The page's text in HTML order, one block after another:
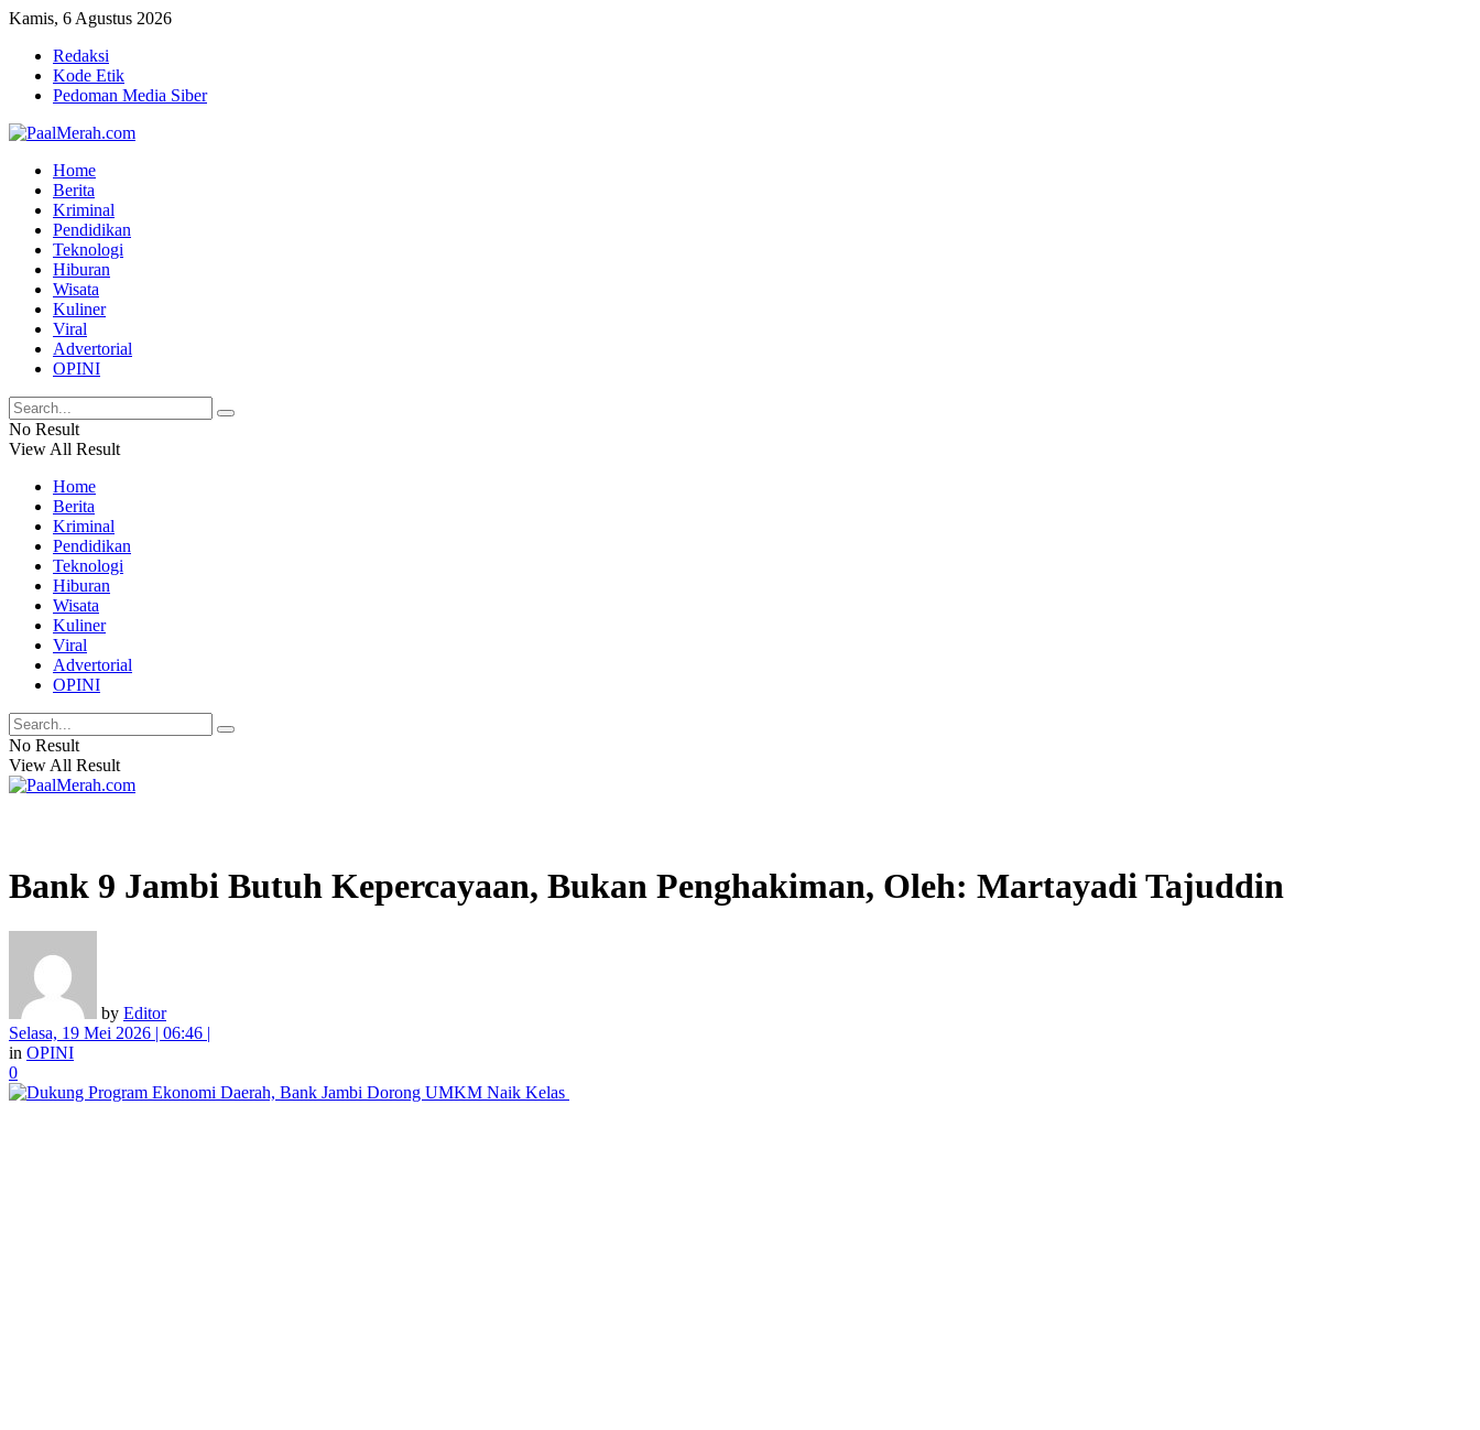
Kamis, 6 Agustus 2026
Redaksi
Kode Etik
Pedoman Media Siber
Home
Berita
Kriminal
Pendidikan
Teknologi
Hiburan
Wisata
Kuliner
Viral
Advertorial
OPINI
No Result
View All Result
Home
Berita
Kriminal
Pendidikan
Teknologi
Hiburan
Wisata
Kuliner
Viral
Advertorial
OPINI
No Result
View All Result
Bank 9 Jambi Butuh Kepercayaan, Bukan Penghakiman, Oleh: Martayadi Tajuddin
by Editor
Selasa, 19 Mei 2026 | 06:46 |
in OPINI
0